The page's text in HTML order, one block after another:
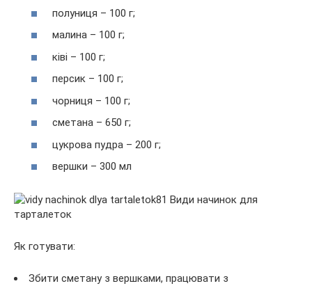
полуниця – 100 г;
малина – 100 г;
ківі – 100 г;
персик – 100 г;
чорниця – 100 г;
сметана – 650 г;
цукрова пудра – 200 г;
вершки – 300 мл
Як готувати:
Збити сметану з вершками, працювати з